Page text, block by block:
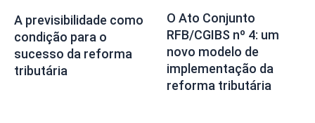
A previsibilidade como
condição para o
sucesso da reforma
tributária
O Ato Conjunto
RFB/CGIBS nº 4: um
novo modelo de
implementação da
reforma tributária